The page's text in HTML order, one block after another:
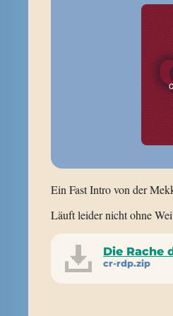
Ein Fast Intro von der
Läuft leider nicht ohne
Die Rache
cr-rdp.zip